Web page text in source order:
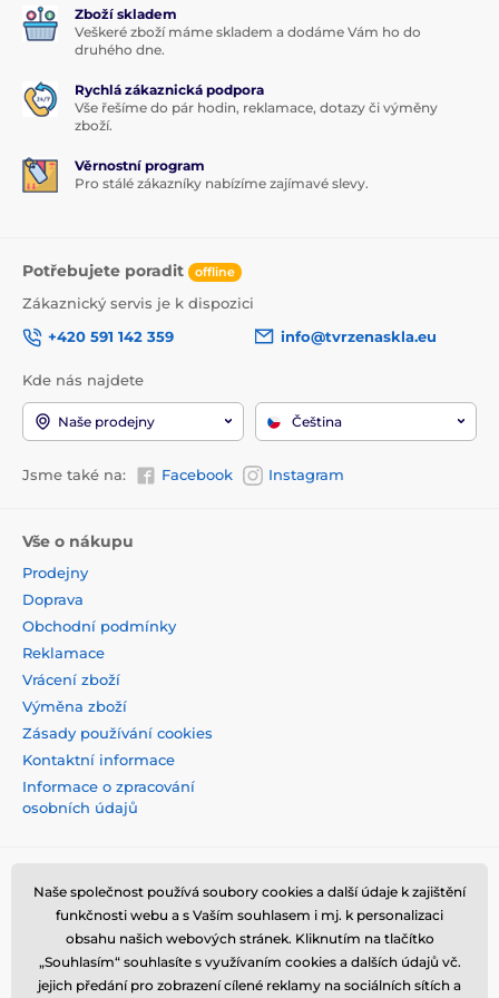
iPad Pro 11 2024 / 2025
Zboží skladem
Veškeré zboží máme skladem a dodáme Vám ho do
druhého dne.
Rychlá zákaznická podpora
Vše řešíme do pár hodin, reklamace, dotazy či výměny
zboží.
Věrnostní program
Pro stálé zákazníky nabízíme zajímavé slevy.
Potřebujete poradit offline
Zákaznický servis je k dispozici
+420 591 142 359
info@tvrzenaskla.eu
Kde nás najdete
Naše prodejny Čeština
Jsme také na: Facebook Instagram
Vše o nákupu
Prodejny
Doprava
Obchodní podmínky
Reklamace
Vrácení zboží
Výměna zboží
Zásady používání cookies
Kontaktní informace
Informace o zpracování
osobních údajů
Naše společnost používá soubory cookies a další údaje k zajištění
funkčnosti webu a s Vaším souhlasem i mj. k personalizaci
obsahu našich webových stránek. Kliknutím na tlačítko
„Souhlasím“ souhlasíte s využívaním cookies a dalších údajů vč.
jejich předání pro zobrazení cílené reklamy na sociálních sítích a